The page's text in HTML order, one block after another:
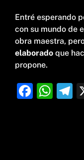
Entré esperando
con su mundo de
obra maestra,
elaborado que
propone.
F
W
T